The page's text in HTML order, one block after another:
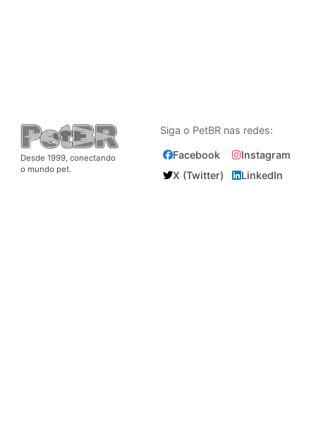
Desde 1999, conectando
o mundo pet.
Siga o PetBR nas redes:
Facebook
Instagram
X (Twitter)
LinkedIn